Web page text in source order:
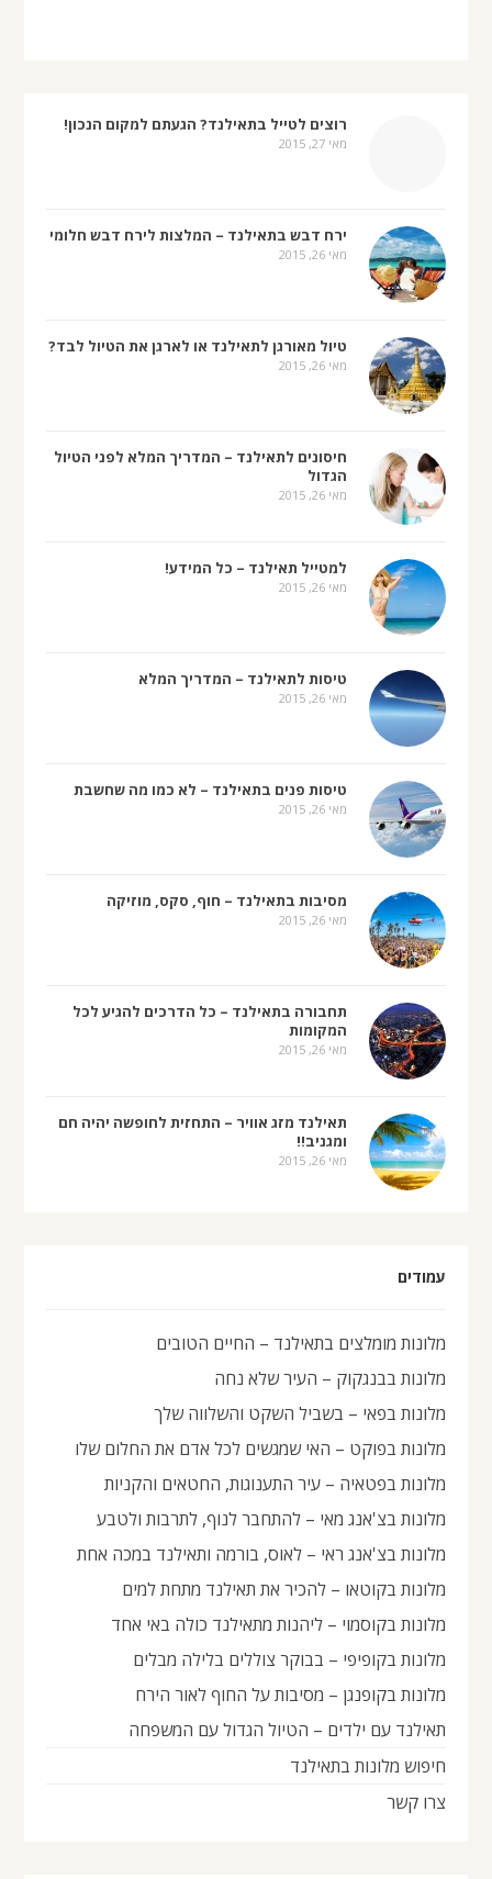
רוצים לטייל בתאילנד? הגעתם למקום הנכון!
מאי 27, 2015
ירח דבש בתאילנד – המלצות לירח דבש חלומי
מאי 26, 2015
טיול מאורגן לתאילנד או לארגן את הטיול לבד?
מאי 26, 2015
חיסונים לתאילנד – המדריך המלא לפני הטיול
הגדול
מאי 26, 2015
למטייל תאילנד – כל המידע!
מאי 26, 2015
טיסות לתאילנד – המדריך המלא
מאי 26, 2015
טיסות פנים בתאילנד – לא כמו מה שחשבת
מאי 26, 2015
מסיבות בתאילנד – חוף, סקס, מוזיקה
מאי 26, 2015
תחבורה בתאילנד – כל הדרכים להגיע לכל
המקומות
מאי 26, 2015
תאילנד מזג אוויר – התחזית לחופשה יהיה חם
ומגניב!!
מאי 26, 2015
עמודים
מלונות מומלצים בתאילנד – החיים הטובים
מלונות בבנגקוק – העיר שלא נחה
מלונות בפאי – בשביל השקט והשלווה שלך
מלונות בפוקט – האי שמגשים לכל אדם את החלום שלו
מלונות בפטאיה – עיר התענוגות, החטאים והקניות
מלונות בצ'אנג מאי – להתחבר לנוף, לתרבות ולטבע
מלונות בצ'אנג ראי – לאוס, בורמה ותאילנד במכה אחת
מלונות בקוטאו – להכיר את תאילנד מתחת למים
מלונות בקוסמוי – ליהנות מתאילנד כולה באי אחד
מלונות בקופיפי – בבוקר צוללים בלילה מבלים
מלונות בקופנגן – מסיבות על החוף לאור הירח
תאילנד עם ילדים – הטיול הגדול עם המשפחה
חיפוש מלונות בתאילנד
צרו קשר